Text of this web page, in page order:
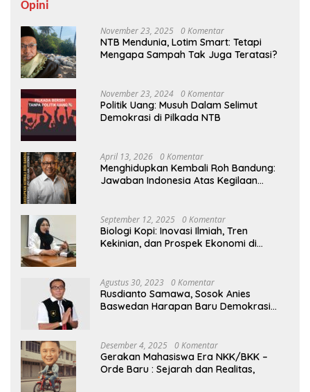
Opini
November 23, 2025 0 Komentar
NTB Mendunia, Lotim Smart: Tetapi
Mengapa Sampah Tak Juga Teratasi?
November 23, 2024 0 Komentar
Politik Uang: Musuh Dalam Selimut
Demokrasi di Pilkada NTB
April 13, 2026 0 Komentar
Menghidupkan Kembali Roh Bandung:
Jawaban Indonesia Atas Kegilaan
September 12, 2025 0 Komentar
Biologi Kopi: Inovasi Ilmiah, Tren
Kekinian, dan Prospek Ekonomi di
Agustus 30, 2023 0 Komentar
Rusdianto Samawa, Sosok Anies
Baswedan Harapan Baru Demokrasi
Desember 4, 2025 0 Komentar
Gerakan Mahasiswa Era NKK/BKK –
Orde Baru : Sejarah dan Realitas,